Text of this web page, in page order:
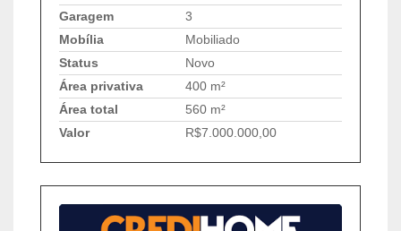
Garagem
3
Mobília
Mobiliado
Status
Novo
Área privativa
400 m²
Área total
560 m²
Valor
R$7.000.000,00